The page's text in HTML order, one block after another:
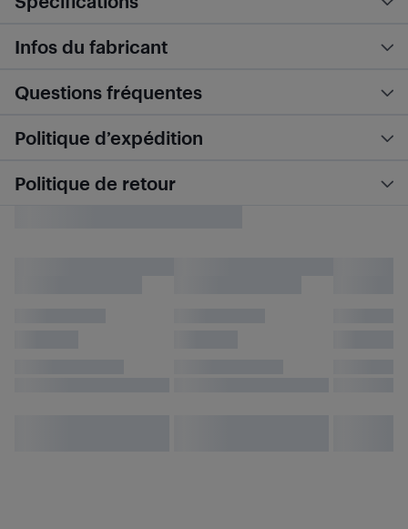
Infos du fabricant
Questions fréquentes
Politique d’expédition
Politique de retour